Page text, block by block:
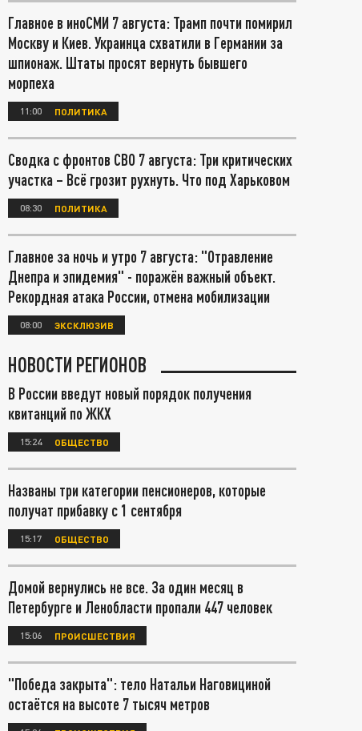
Главное в иноСМИ 7 августа: Трамп почти помирил
Москву и Киев. Украинца схватили в Германии за
шпионаж. Штаты просят вернуть бывшего
морпеха
11:00 ПОЛИТИКА
Сводка с фронтов СВО 7 августа: Три критических
участка – Всё грозит рухнуть. Что под Харьковом
08:30 ПОЛИТИКА
Главное за ночь и утро 7 августа: "Отравление
Днепра и эпидемия" - поражён важный объект.
Рекордная атака России, отмена мобилизации
08:00 ЭКСКЛЮЗИВ
НОВОСТИ РЕГИОНОВ
В России введут новый порядок получения
квитанций по ЖКХ
15:24 ОБЩЕСТВО
Названы три категории пенсионеров, которые
получат прибавку с 1 сентября
15:17 ОБЩЕСТВО
Домой вернулись не все. За один месяц в
Петербурге и Ленобласти пропали 447 человек
15:06 ПРОИСШЕСТВИЯ
"Победа закрыта": тело Натальи Наговициной
остаётся на высоте 7 тысяч метров